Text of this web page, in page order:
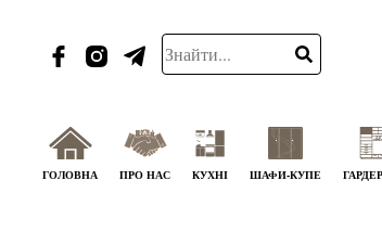
ГОЛОВНА ПРО НАС КУХНІ ШАФИ-КУПЕ